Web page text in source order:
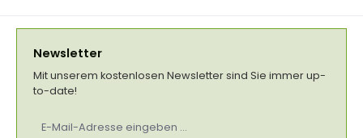
Newsletter
Mit unserem kostenlosen Newsletter sind Sie immer up-
to-date!
Mail-